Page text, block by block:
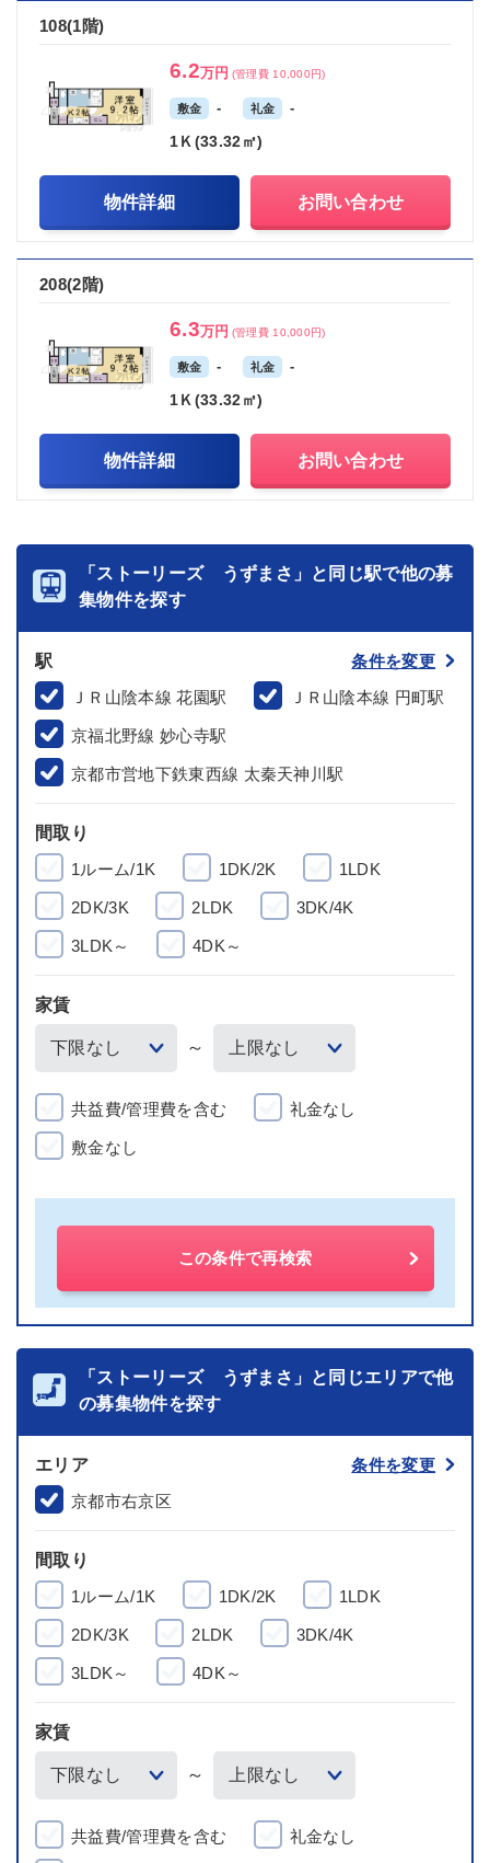
108(1階)
6.2万円 (管理費 10,000円)
敷金 - 礼金 -
1Ｋ(33.32㎡)
物件詳細 お問い合わせ
208(2階)
6.3万円 (管理費 10,000円)
敷金 - 礼金 -
1Ｋ(33.32㎡)
物件詳細 お問い合わせ
「ストーリーズ うずまさ」と同じ駅で他の募
集物件を探す
駅
条件を変更
ＪＲ山陰本線 花園駅
ＪＲ山陰本線 円町駅
京福北野線 妙心寺駅
京都市営地下鉄東西線 太秦天神川駅
間取り
1ルーム/1K
1DK/2K 1LDK
2DK/3K 2LDK 3DK/4K
3LDK～ 4DK～
家賃
～
共益費/管理費を含む 礼金なし
敷金なし
この条件で再検索
「ストーリーズ うずまさ」と同じエリアで他
の募集物件を探す
エリア
条件を変更
京都市右京区
間取り
1ルーム/1K
1DK/2K 1LDK
2DK/3K 2LDK 3DK/4K
3LDK～ 4DK～
家賃
～
共益費/管理費を含む 礼金なし